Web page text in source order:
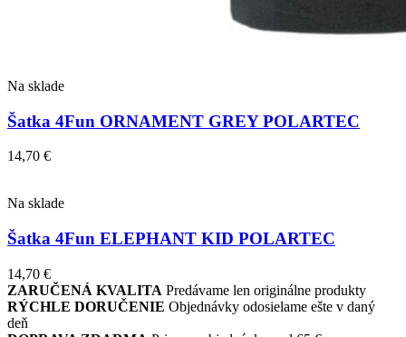
Na sklade
Šatka 4Fun ORNAMENT GREY POLARTEC
14,70 €
Na sklade
Šatka 4Fun ELEPHANT KID POLARTEC
14,70 €
ZARUČENÁ KVALITA Predávame len originálne produkty
RÝCHLE DORUČENIE Objednávky odosielame ešte v daný
deň